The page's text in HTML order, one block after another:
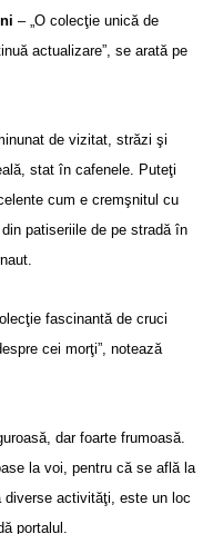
– „O colecţie unică de
actualizare”, se arată pe
de vizitat, străzi şi
stat în cafenele. Puteţi
cum e cremşnitul cu
patiseriile de pe stradă în
fascinantă de cruci
cei morţi”, notează
dar foarte frumoasă.
la voi, pentru că se află la
activităţi, este un loc
portalul.